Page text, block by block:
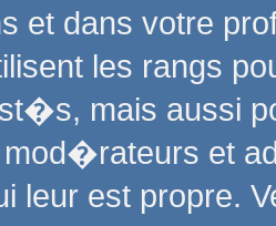
et dans votre
les rangs
mais aussi
et
leur est propre.